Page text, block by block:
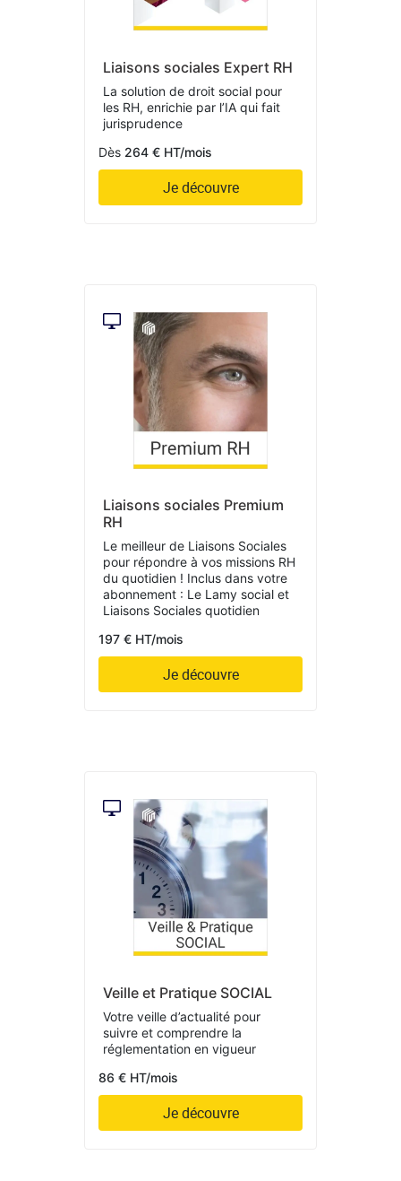
Liaisons sociales Expert RH
La solution de droit social pour
les RH, enrichie par l’IA qui fait
jurisprudence
Dès 264 € HT/mois
Je découvre
Liaisons sociales Premium
RH
Le meilleur de Liaisons Sociales
pour répondre à vos missions RH
du quotidien ! Inclus dans votre
abonnement : Le Lamy social et
Liaisons Sociales quotidien
197 € HT/mois
Je découvre
Veille et Pratique SOCIAL
Votre veille d’actualité pour
suivre et comprendre la
réglementation en vigueur
86 € HT/mois
Je découvre